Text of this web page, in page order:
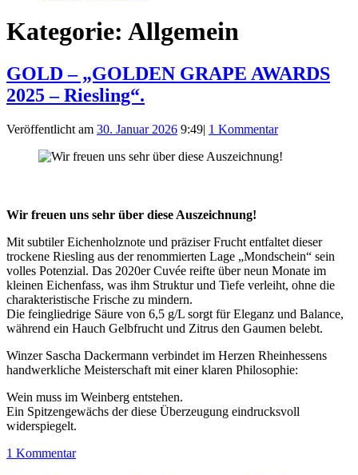
Kategorie: Allgemein
GOLD – „GOLDEN GRAPE AWARDS
2025 – Riesling“.
Veröffentlicht am 30. Januar 2026 9:49| 1 Kommentar
Wir freuen uns sehr über diese Auszeichnung!
Mit subtiler Eichenholznote und präziser Frucht entfaltet dieser
trockene Riesling aus der renommierten Lage „Mondschein“ sein
volles Potenzial. Das 2020er Cuvée reifte über neun Monate im
kleinen Eichenfass, was ihm Struktur und Tiefe verleiht, ohne die
charakteristische Frische zu mindern.
Die feingliedrige Säure von 6,5 g/L sorgt für Eleganz und Balance,
während ein Hauch Gelbfrucht und Zitrus den Gaumen belebt.
Winzer Sascha Dackermann verbindet im Herzen Rheinhessens
handwerkliche Meisterschaft mit einer klaren Philosophie:
Wein muss im Weinberg entstehen.
Ein Spitzengewächs der diese Überzeugung eindrucksvoll
widerspiegelt.
1 Kommentar